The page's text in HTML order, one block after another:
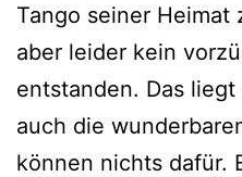
Tango seiner Heimat
aber leider kein
entstanden. Das
auch die
können nichts dafür.